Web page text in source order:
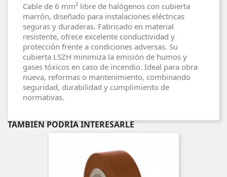
Cable de 6 mm² libre de halógenos con cubierta
marrón, diseñado para instalaciones eléctricas
seguras y duraderas. Fabricado en material
resistente, ofrece excelente conductividad y
protección frente a condiciones adversas. Su
cubierta LSZH minimiza la emisión de humos y
gases tóxicos en caso de incendio. Ideal para obra
nueva, reformas o mantenimiento, combinando
seguridad, durabilidad y cumplimiento de
normativas.
TAMBIÉN PODRÍA INTERESARLE